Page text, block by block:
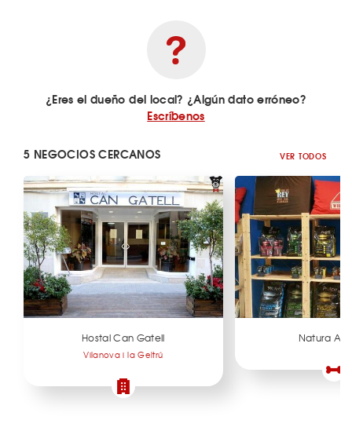
¿Eres el dueño del local? ¿Algún dato erróneo?
Escríbenos
5 NEGOCIOS CERCANOS VER TODOS
Hostal Can Gatell
Vilanova i la Geltrú
Natura